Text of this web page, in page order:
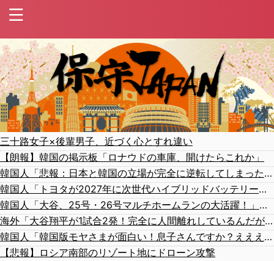
三十路女子×後輩男子、近づく心とすれ違い
【朗報】韓国の掲示板「ロナウドの車庫、開けたらこれか」
韓国人「悲報：日本と韓国の立場が完全に逆転してしまった模様…」→「日本を笑って見てたのに…（ﾌﾞﾙﾌﾞﾙ」＝韓国の反応
韓国人「トヨタが2027年に次世代ハイブリッドバッテリーを導入へ！最大1000kmの航続距離や超高速充電を目指す」
韓国人「大谷、25号・26号マルチホームランの大活躍！」→「日本人打者はあんなに活躍してるのに…（ﾌﾞﾙﾌﾞﾙ」＝韓国の反応
海外「大谷翔平が1試合2発！完全に人間離れしているんだが…」
韓国人「韓国版モヤさまが面白い！息子さんですか？えええええっ？？？」
【悲報】ロシア南部のリゾート地にドローン攻撃